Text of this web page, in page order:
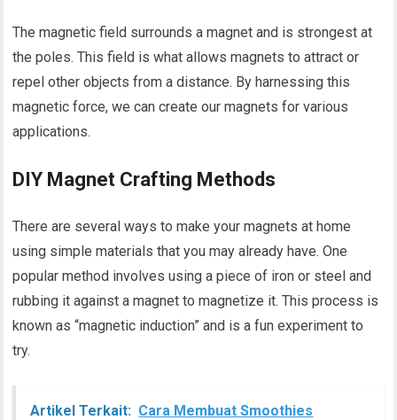
The magnetic field surrounds a magnet and is strongest at
the poles. This field is what allows magnets to attract or
repel other objects from a distance. By harnessing this
magnetic force, we can create our magnets for various
applications.
DIY Magnet Crafting Methods
There are several ways to make your magnets at home
using simple materials that you may already have. One
popular method involves using a piece of iron or steel and
rubbing it against a magnet to magnetize it. This process is
known as “magnetic induction” and is a fun experiment to
try.
Artikel Terkait: Cara Membuat Smoothies